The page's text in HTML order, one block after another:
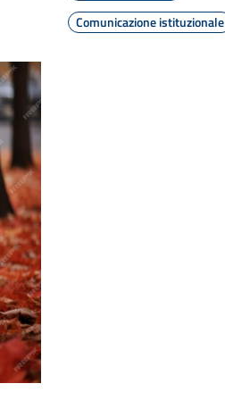
Comunicazione istituzionale